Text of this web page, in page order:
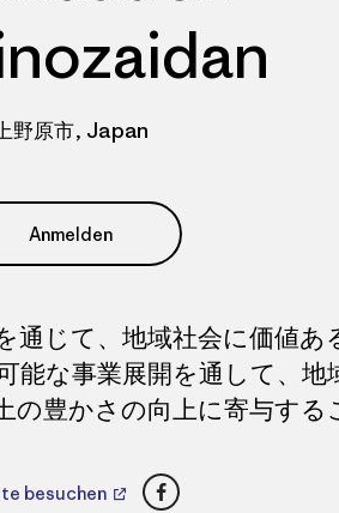
野原市, Japan
Anmelden
通じて、地域社会に価値あ
能な事業展開を通して、地
豊かさの向上に寄与する
besuchen Facebook